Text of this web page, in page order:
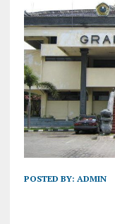
POSTED BY: ADMIN